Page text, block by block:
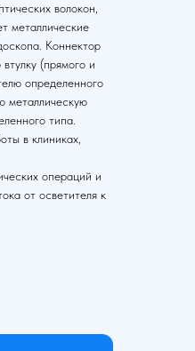
волокон,
металлические
Коннектор
(прямого и
определенного
металлическую
типа.
в клиниках,
операций и
от осветителя к